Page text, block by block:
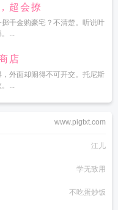
超会撩
千金购豪宅？不清楚。听说叶
...
店
外面却闹得不可开交。托尼斯
...
www.pigtxt.com
江儿
学无致用
不吃蛋炒饭